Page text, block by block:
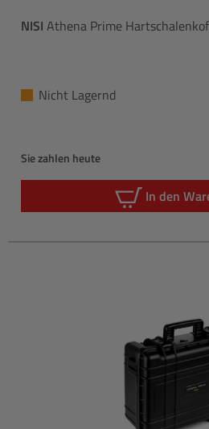
NISI Athena Prime
Nicht Lagernd
Sie zahlen heute
In den